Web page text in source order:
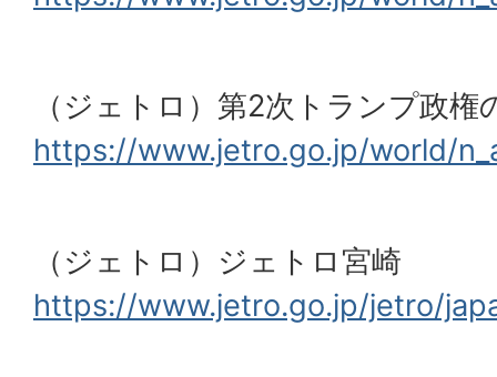
（ジェトロ）第2次トランプ政権
https://www.jetro.go.jp/world/
（ジェトロ）ジェトロ宮崎
https://www.jetro.go.jp/jetro/